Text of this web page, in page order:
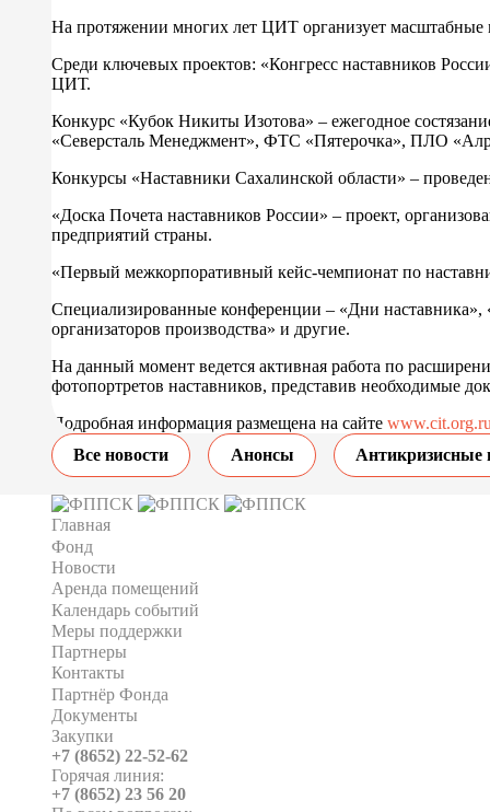
На протяжении многих лет ЦИТ организует масштабные
Среди ключевых проектов: «Конгресс наставников
ЦИТ.
Конкурс «Кубок Никиты Изотова» – ежегодное
«Северсталь Менеджмент», ФТС «Пятерочка», ПЛО
Конкурсы «Наставники Сахалинской области» –
«Доска Почета наставников России» – проект,
предприятий страны.
«Первый межкорпоративный кейс-чемпионат по
Специализированные конференции – «Дни наставника»,
организаторов производства» и другие.
На данный момент ведется активная работа по
фотопортретов наставников, представив необходимые
Подробная информация размещена на сайтеwww.cit.org.ru
Все новости
Анонсы Антикризисные
Главная
Фонд
Новости
Аренда помещений
Календарь событий
Меры поддержки
Партнеры
Контакты
Партнёр Фонда
Документы
Закупки
+7 (8652) 22-52-62
Горячая линия:
+7 (8652) 23 56 20